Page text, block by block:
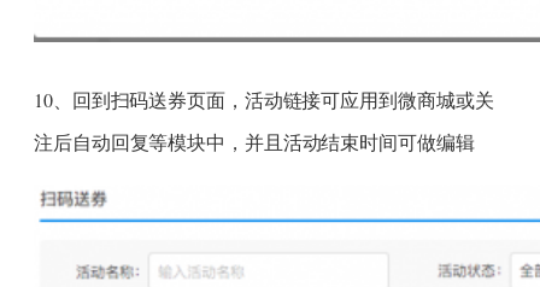
10、回到扫码送券页面，活动链接可应用到微商城或关
注后自动回复等模块中，并且活动结束时间可做编辑